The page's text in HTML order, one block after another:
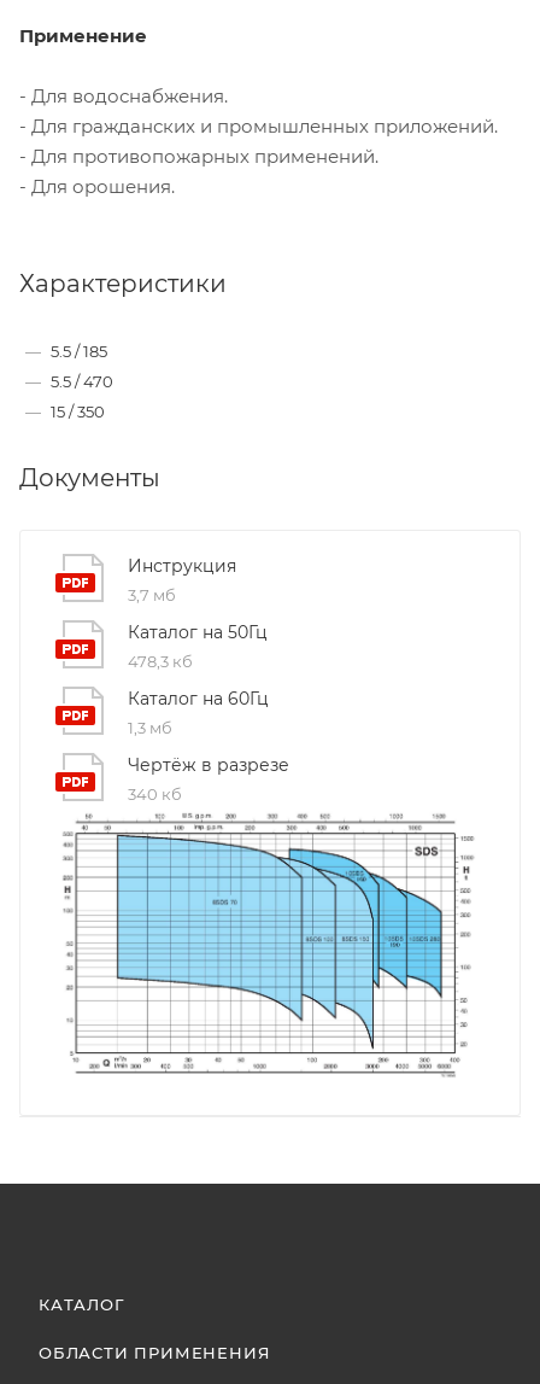
Применение
- Для водоснабжения.
- Для гражданских и промышленных приложений.
- Для противопожарных применений.
- Для орошения.
Характеристики
— 5.5 / 185
— 5.5 / 470
— 15 / 350
Документы
Инструкция
3,7 мб
Каталог на 50Гц
478,3 кб
Каталог на 60Гц
1,3 мб
Чертёж в разрезе
340 кб
КАТАЛОГ
ОБЛАСТИ ПРИМЕНЕНИЯ